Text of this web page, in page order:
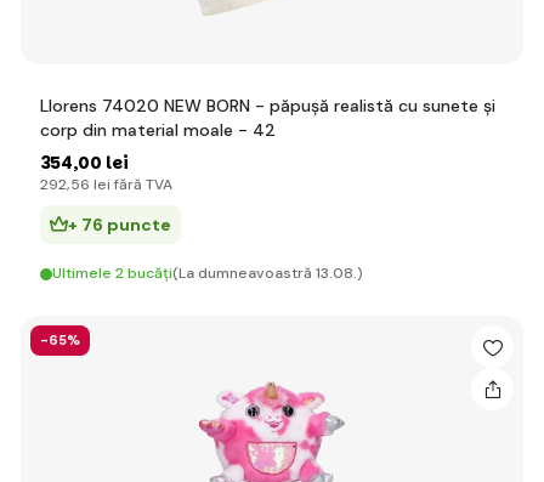
Llorens 74020 NEW BORN - păpușă realistă cu sunete și
corp din material moale - 42
354,00 lei
292,56 lei fără TVA
+ 76 puncte
Ultimele 2 bucăți(La dumneavoastră 13.08.)
-65%